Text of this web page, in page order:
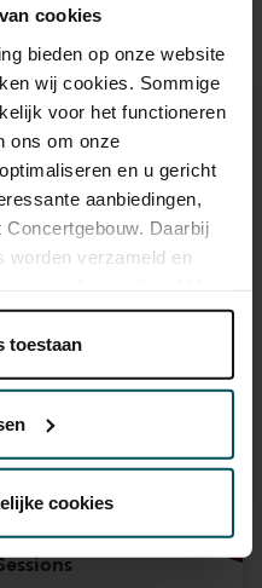
cookies
bieden op onze website
wij cookies. Sommige
voor het functioneren
ons om onze
en u gericht
aanbiedingen,
Daarbij
worden verzameld en
wij mogen
Lees onze
website kunt u uw
die uw gegevens
toestaan
cookies
& Frank Rosaly